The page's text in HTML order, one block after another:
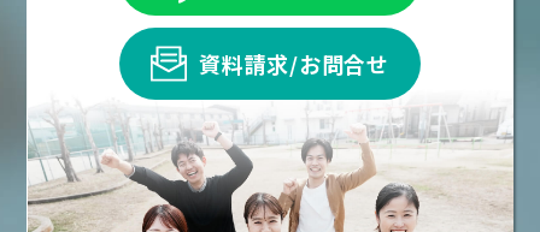
資料請求/お問合せ